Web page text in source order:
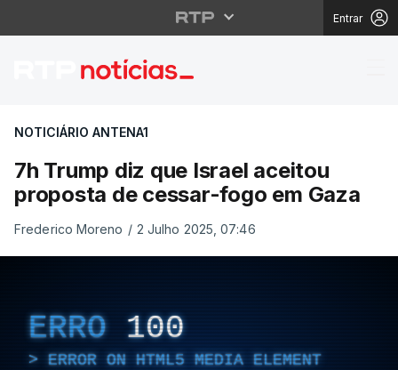
Entrar
7h Trump diz que
NOTICIÁRIO ANTENA1
7h Trump diz que Israel aceitou
proposta de cessar-fogo em Gaza
Frederico Moreno / 2 Julho 2025, 07:46
ERRO 100
ERROR ON HTML5 MEDIA ELEMENT